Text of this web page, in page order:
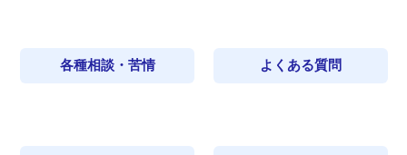
各種相談・苦情 よくある質問